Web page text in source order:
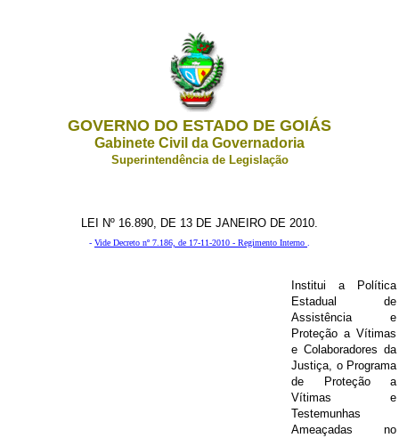
GOVERNO DO ESTADO DE GOIÁS
Gabinete Civil da Governadoria
Superintendência de Legislação
LEI Nº 16.890, DE 13 DE JANEIRO DE 2010.
- Vide Decreto nº 7.186, de 17-11-2010 - Regimento Interno
Institui a Política
Estadual de
Assistência e
Proteção a Vítimas
e Colaboradores da
Justiça, o Programa
de Proteção a
Vítimas e
Testemunhas
Ameaçadas no